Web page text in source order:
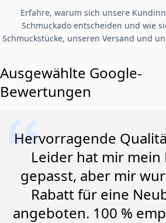
Erfahre, warum sich unsere
Schmuckado entscheiden und wie
Schmuckstücke, unseren Versand und
Ausgewählte Google-
Bewertungen
Hervorragende
Leider hat mir mein
gepasst, aber mir
Rabatt für eine
angeboten. 100 %